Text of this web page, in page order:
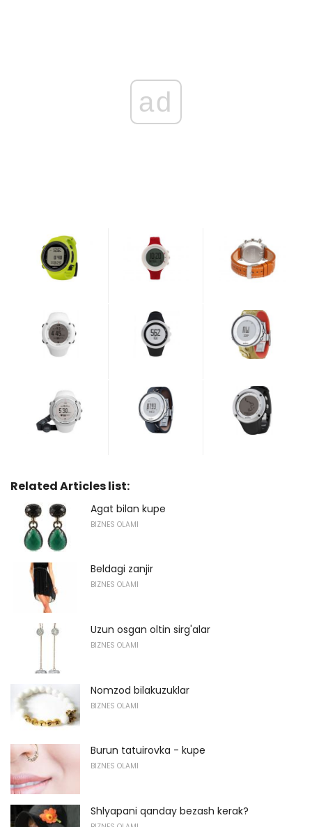
ad
Related Articles list:
Agat bilan kupe
BIZNES OLAMI
Beldagi zanjir
BIZNES OLAMI
Uzun osgan oltin sirg'alar
BIZNES OLAMI
Nomzod bilakuzuklar
BIZNES OLAMI
Burun tatuirovka - kupe
BIZNES OLAMI
Shlyapani qanday bezash kerak?